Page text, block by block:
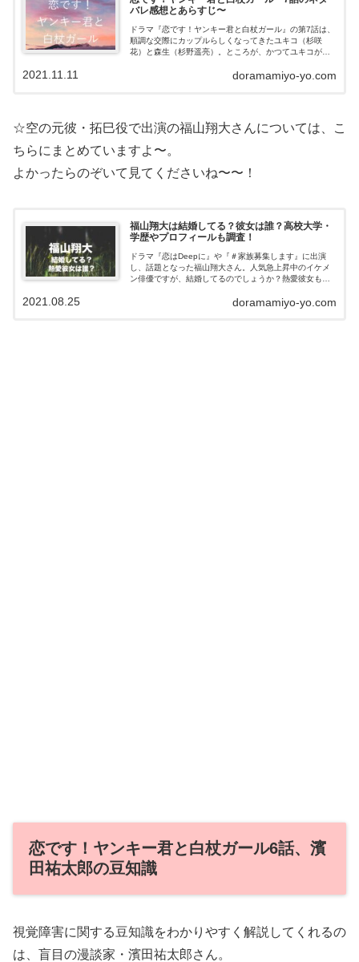
バレ感想とあらすじ〜
ドラマ『恋です！ヤンキー君と白杖ガール』の第7話は、
順調な交際にカップルらしくなってきたユキコ（杉咲
花）と森生（杉野遥亮）。ところが、かつてユキコが想
三角関係に！？この記事では、第7話のネタ...
doramamiyo-yo.com
2021.11.11
☆空の元彼・拓巳役で出演の福山翔大さんについては、こ
ちらにまとめていますよ〜。
よかったらのぞいて見てくださいね〜〜！
福山翔大は結婚してる？彼女は誰？高校大学・
学歴やプロフィールも調査！
ドラマ『恋はDeepに』や『＃家族募集します』に出演
し、話題となった福山翔大さん。人気急上昇中のイケメ
ン俳優ですが、結婚してるのでしょうか？熱愛彼女も気
て、高校大学など学歴や経歴プロフィール、...
doramamiyo-yo.com
2021.08.25
恋です！ヤンキー君と白杖ガール6話、濱
田祐太郎の豆知識
視覚障害に関する豆知識をわかりやすく解説してくれるの
は、盲目の漫談家・濱田祐太郎さん。